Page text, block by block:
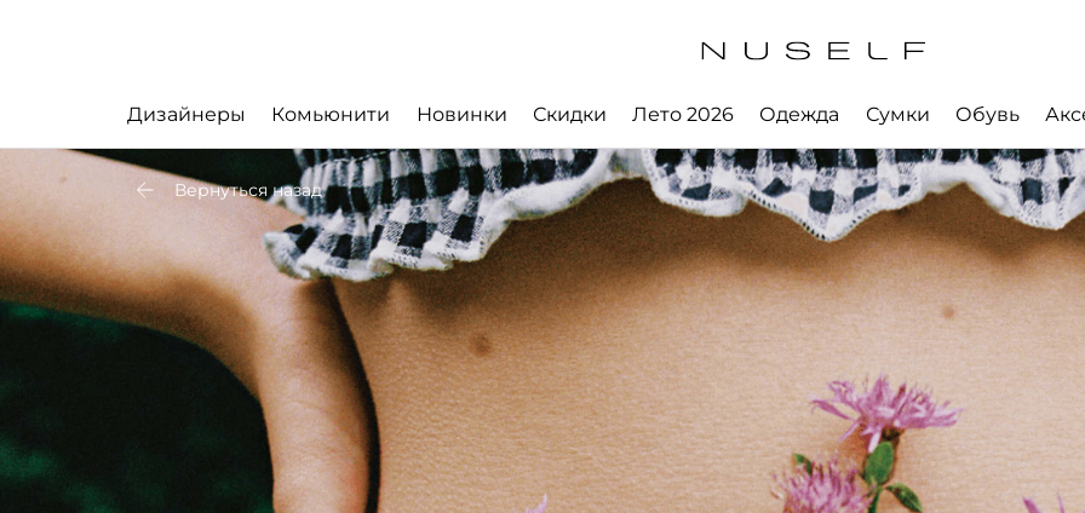
Дизайнеры Комьюнити Новинки Скидки Лето 2026 Одежда Сумки Обувь
Вернуться назад